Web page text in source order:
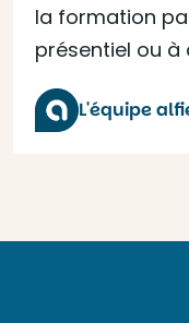
la formation
présentiel ou à
L'équipe